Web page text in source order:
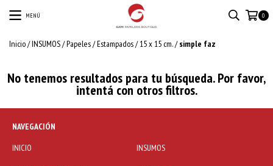
MENÚ 0
Inicio/INSUMOS/Papeles/Estampados/ 15 x 15 cm./ simple faz
No tenemos resultados para tu búsqueda. Por favor,
intentá con otros filtros.
NAVEGACIÓN
INICIO
INSUMOS